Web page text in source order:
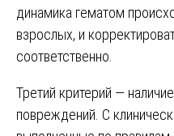
динамика гематом
взрослых, и
соответственно.
Третий критерий —
повреждений. С